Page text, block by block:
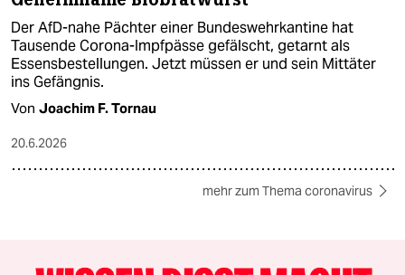
Der AfD-nahe Pächter einer Bundeswehrkantine hat
Tausende Corona-Impfpässe gefälscht, getarnt als
Essensbestellungen. Jetzt müssen er und sein Mittäter
ins Gefängnis.
Von Joachim F. Tornau
20.6.2026
mehr zum Thema coronavirus